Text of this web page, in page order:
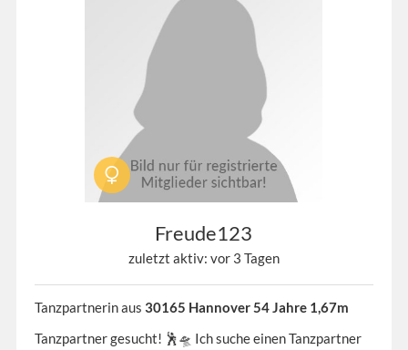
Freude123
zuletzt aktiv: vor 3 Tagen
Tanzpartnerin aus 30165 Hannover 54 Jahre 1,67m
Tanzpartner gesucht! 🕺🛸 Ich suche einen Tanzpartner